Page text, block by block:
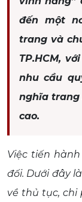
đến một
trang và
TP.HCM,
nhu cầu
nghĩa trang
cao.
Việc tiến
đối. Dưới đây
về thủ tục, chi